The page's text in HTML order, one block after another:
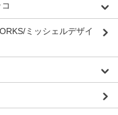
ミッシェルデザイ